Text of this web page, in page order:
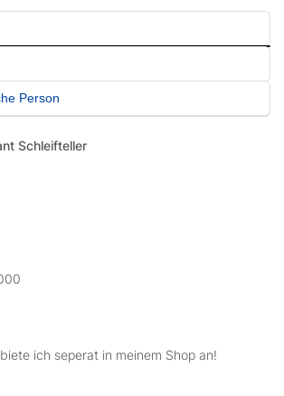
Person
Schleifteller
ich seperat in meinem Shop an!